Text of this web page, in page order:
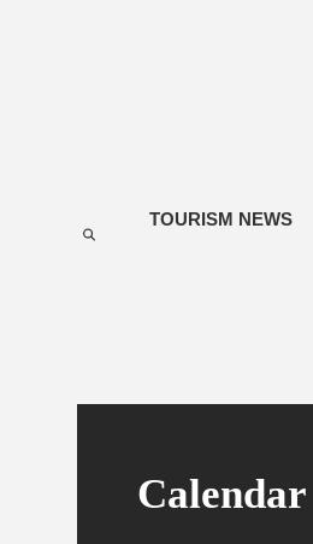
TOURISM NEWS